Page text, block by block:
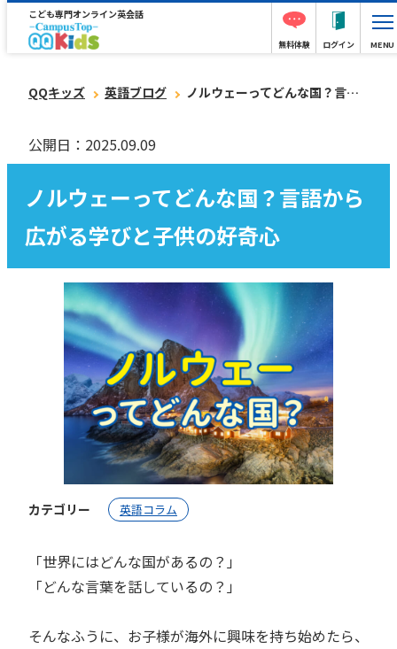
こども専門オンライン英会話
無料体験 ログイン MENU
QQキッズ 英語ブログ ノルウェーってどんな国？言語から広がる学びと子供の好奇心
公開日：2025.09.09
ノルウェーってどんな国？言語から
広がる学びと子供の好奇心
カテゴリー 英語コラム
「世界にはどんな国があるの？」
「どんな言葉を話しているの？」
そんなふうに、お子様が海外に興味を持ち始めたら、